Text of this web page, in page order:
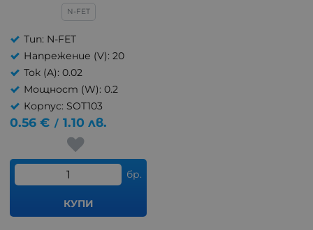
N-FET
Тип: N-FET
Напрежение (V): 20
Ток (A): 0.02
Мощност (W): 0.2
Корпус: SOT103
0.56 € / 1.10 лв.
бр.
КУПИ